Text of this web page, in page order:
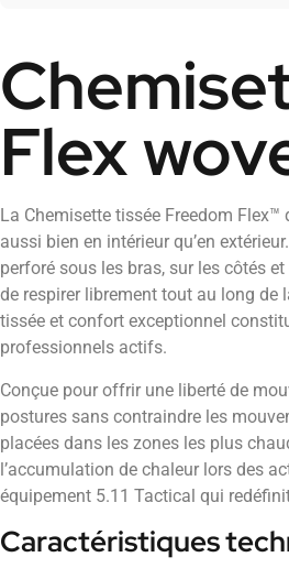
Flex
La Chemisette tissée Freedom
aussi bien en intérieur qu’en
perforé sous les bras, sur les côtés
de respirer librement tout au long de
tissée et confort exceptionnel
professionnels actifs.
Conçue pour offrir une liberté de
postures sans contraindre les
placées dans les zones les plus
l’accumulation de chaleur lors des
équipement 5.11 Tactical qui
Caractéristiques